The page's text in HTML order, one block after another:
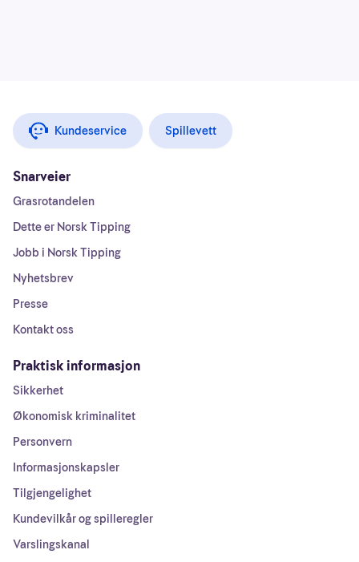
Kundeservice Spillevett
Snarveier
Grasrotandelen
Dette er Norsk Tipping
Jobb i Norsk Tipping
Nyhetsbrev
Presse
Kontakt oss
Praktisk informasjon
Sikkerhet
Økonomisk kriminalitet
Personvern
Informasjonskapsler
Tilgjengelighet
Kundevilkår og spilleregler
Varslingskanal